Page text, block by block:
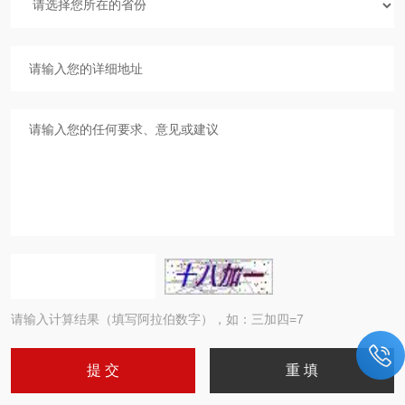
请输入计算结果（填写阿拉伯数字），如：三加四=7